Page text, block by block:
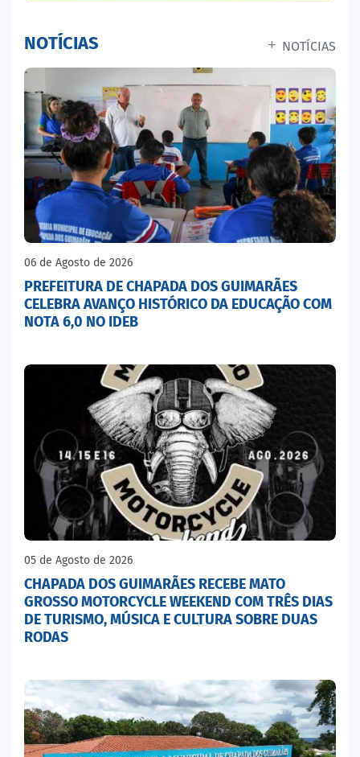
NOTÍCIAS NOTÍCIAS
06 de Agosto de 2026
PREFEITURA DE CHAPADA DOS GUIMARÃES
CELEBRA AVANÇO HISTÓRICO DA EDUCAÇÃO COM
NOTA 6,0 NO IDEB
05 de Agosto de 2026
CHAPADA DOS GUIMARÃES RECEBE MATO
GROSSO MOTORCYCLE WEEKEND COM TRÊS DIAS
DE TURISMO, MÚSICA E CULTURA SOBRE DUAS
RODAS